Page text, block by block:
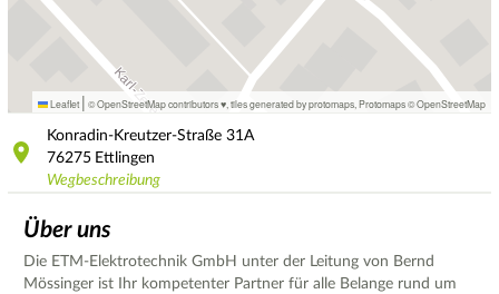
Leaflet | © OpenStreetMap contributors ♥, tiles generated by protomaps Protomaps©OpenStreetMap
Konradin-Kreutzer-Straße 31A
76275 Ettlingen
Wegbeschreibung
Über uns
Die ETM-Elektrotechnik GmbH unter der Leitung von Bernd
Mössinger ist Ihr kompetenter Partner für alle Belange rund um